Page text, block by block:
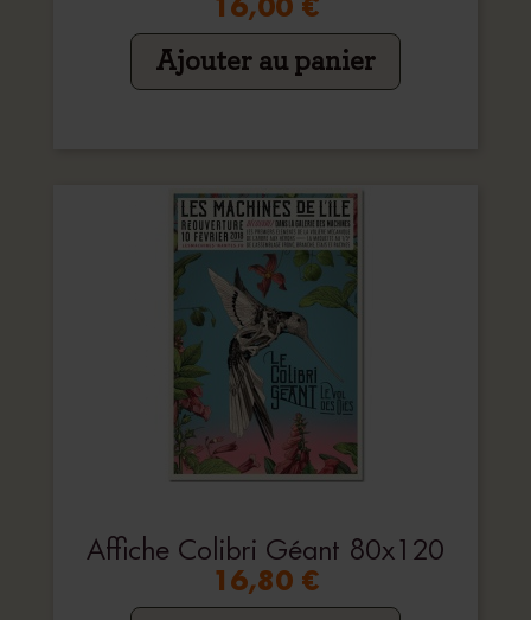
16,00 €
Ajouter au panier
Affiche Colibri Géant 80x120
16,80 €